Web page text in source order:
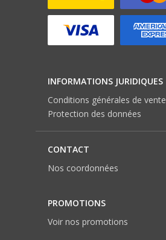
INFORMATIONS JURIDIQUES
Conditions générales de vente
Protection des données
CONTACT
Nos coordonnées
PROMOTIONS
Voir nos promotions